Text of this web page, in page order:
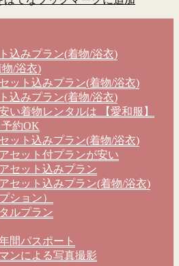
込みプラン(着物/浴衣)
/浴衣)
ット込みプラン(着物/浴衣)
込みプラン(着物/浴衣)
い着物レンタルは 【愛和服】
予約OK
ット込みプラン(着物/浴衣)
セット付プランが安い
セット込みプラン
セット込みプラン(着物/浴衣)
ション）
ルプラン
間パスポート
ンによる写真撮影